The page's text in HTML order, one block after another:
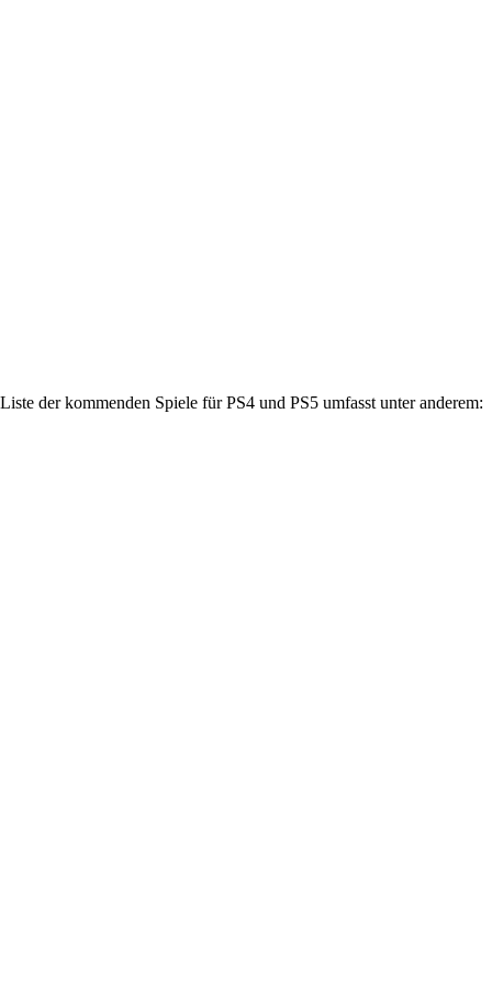
der kommenden Spiele für PS4 und PS5 umfasst unter anderem: